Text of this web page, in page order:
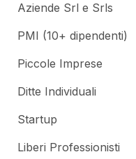
Aziende Srl e Srls
PMI (10+ dipendenti)
Piccole Imprese
Ditte Individuali
Startup
Liberi Professionisti